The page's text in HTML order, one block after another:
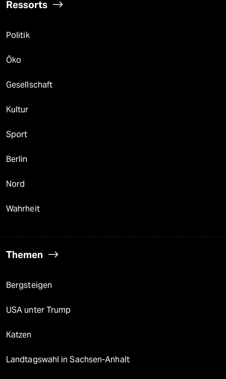
Ressorts
Politik
Öko
Gesellschaft
Kultur
Sport
Berlin
Nord
Wahrheit
Themen
Bergsteigen
USA unter Trump
Katzen
Landtagswahl in Sachsen-Anhalt